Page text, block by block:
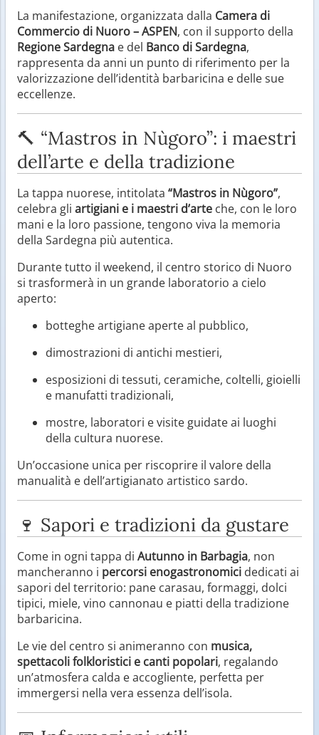
La manifestazione, organizzata dalla Camera di
Commercio di Nuoro – ASPEN, con il supporto della
Regione Sardegna e del Banco di Sardegna,
rappresenta da anni un punto di riferimento per la
valorizzazione dell’identità barbaricina e delle sue
eccellenze.
🔨 “Mastros in Nùgoro”: i maestri
dell’arte e della tradizione
La tappa nuorese, intitolata “Mastros in Nùgoro”,
celebra gli artigiani e i maestri d’arte che, con le loro
mani e la loro passione, tengono viva la memoria
della Sardegna più autentica.
Durante tutto il weekend, il centro storico di Nuoro
si trasformerà in un grande laboratorio a cielo
aperto:
botteghe artigiane aperte al pubblico,
dimostrazioni di antichi mestieri,
esposizioni di tessuti, ceramiche, coltelli, gioielli
e manufatti tradizionali,
mostre, laboratori e visite guidate ai luoghi
della cultura nuorese.
Un’occasione unica per riscoprire il valore della
manualità e dell’artigianato artistico sardo.
🍷 Sapori e tradizioni da gustare
Come in ogni tappa di Autunno in Barbagia, non
mancheranno i percorsi enogastronomici dedicati ai
sapori del territorio: pane carasau, formaggi, dolci
tipici, miele, vino cannonau e piatti della tradizione
barbaricina.
Le vie del centro si animeranno con musica,
spettacoli folkloristici e canti popolari, regalando
un’atmosfera calda e accogliente, perfetta per
immergersi nella vera essenza dell’isola.